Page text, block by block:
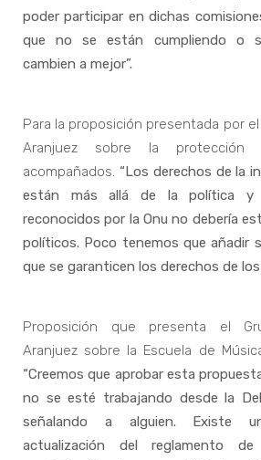
poder participar en dichas
que no se están cumpliendo o
cambien a mejor”.
Para la proposición presentada por
Aranjuez sobre la
acompañados. “Los derechos de la
están más allá de la política y
reconocidos por la Onu no debería
políticos. Poco tenemos que añadir
que se garanticen los derechos de los
Proposición que presenta el
Aranjuez sobre la Escuela de
“Creemos que aprobar esta
no se esté trabajando desde la
señalando a alguien. Existe
actualización del reglamento